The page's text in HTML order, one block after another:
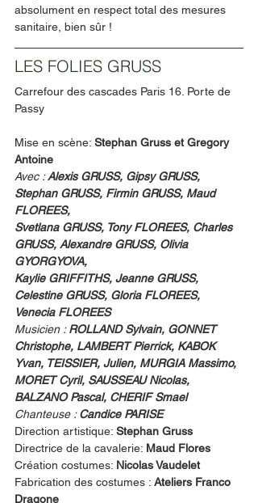
absolument en respect total des mesures
sanitaire, bien sûr !
LES FOLIES GRUSS
Carrefour des cascades Paris 16. Porte de
Passy
Mise en scène: Stephan Gruss et Gregory
Antoine
Avec : Alexis GRUSS, Gipsy GRUSS,
Stephan GRUSS, Firmin GRUSS, Maud
FLOREES,
Svetlana GRUSS, Tony FLOREES, Charles
GRUSS, Alexandre GRUSS, Olivia
GYORGYOVA,
Kaylie GRIFFITHS, Jeanne GRUSS,
Celestine GRUSS, Gloria FLOREES,
Venecia FLOREES
Musicien : ROLLAND Sylvain, GONNET
Christophe, LAMBERT Pierrick, KABOK
Yvan, TEISSIER, Julien, MURGIA Massimo,
MORET Cyril, SAUSSEAU Nicolas,
BALZANO Pascal, CHERIF Smael
Chanteuse : Candice PARISE
Direction artistique: Stephan Gruss
Directrice de la cavalerie: Maud Flores
Création costumes: Nicolas Vaudelet
Fabrication des costumes : Ateliers Franco
Dragone